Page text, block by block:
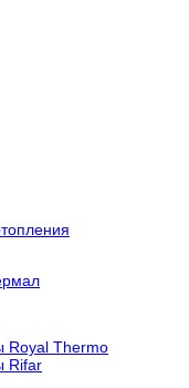
Royal Thermo
Rifar